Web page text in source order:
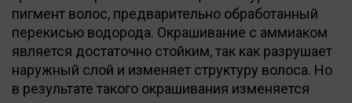
пигмент волос, предварительно обработанный
перекисью водорода. Окрашивание с аммиаком
является достаточно стойким, так как разрушает
наружный слой и изменяет структуру волоса. Но
в результате такого окрашивания изменяется